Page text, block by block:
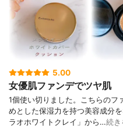
ュウ
ス、
カ花
ブド
樹皮
ヘ
リン
ルガ
クリ
リル
ルシ
5.00
女優肌ファンデでツヤ肌
1個使い切りました。こちらのフ
めとした保湿力を持つ美容成分
ラオホワイトクレイ」から…続き